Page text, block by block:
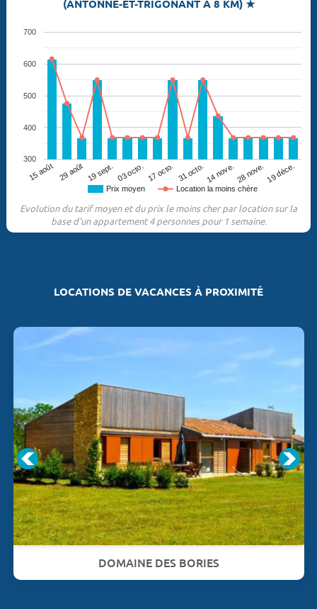
(ANTONNE-ET-TRIGONANT À 8 KM) ★
Prix moyen Location la moins chère
15 août 29 août 19 sept. 03 octo. 17 octo. 31 octo.14 nove.28 nove.19 déce.
300
400
500
600
700
Evolution du tarif moyen et du prix le moins cher par location sur la
base d'un appartement 4 personnes pour 1 semaine.
LOCATIONS DE VACANCES À PROXIMITÉ
DOMAINE DES BORIES